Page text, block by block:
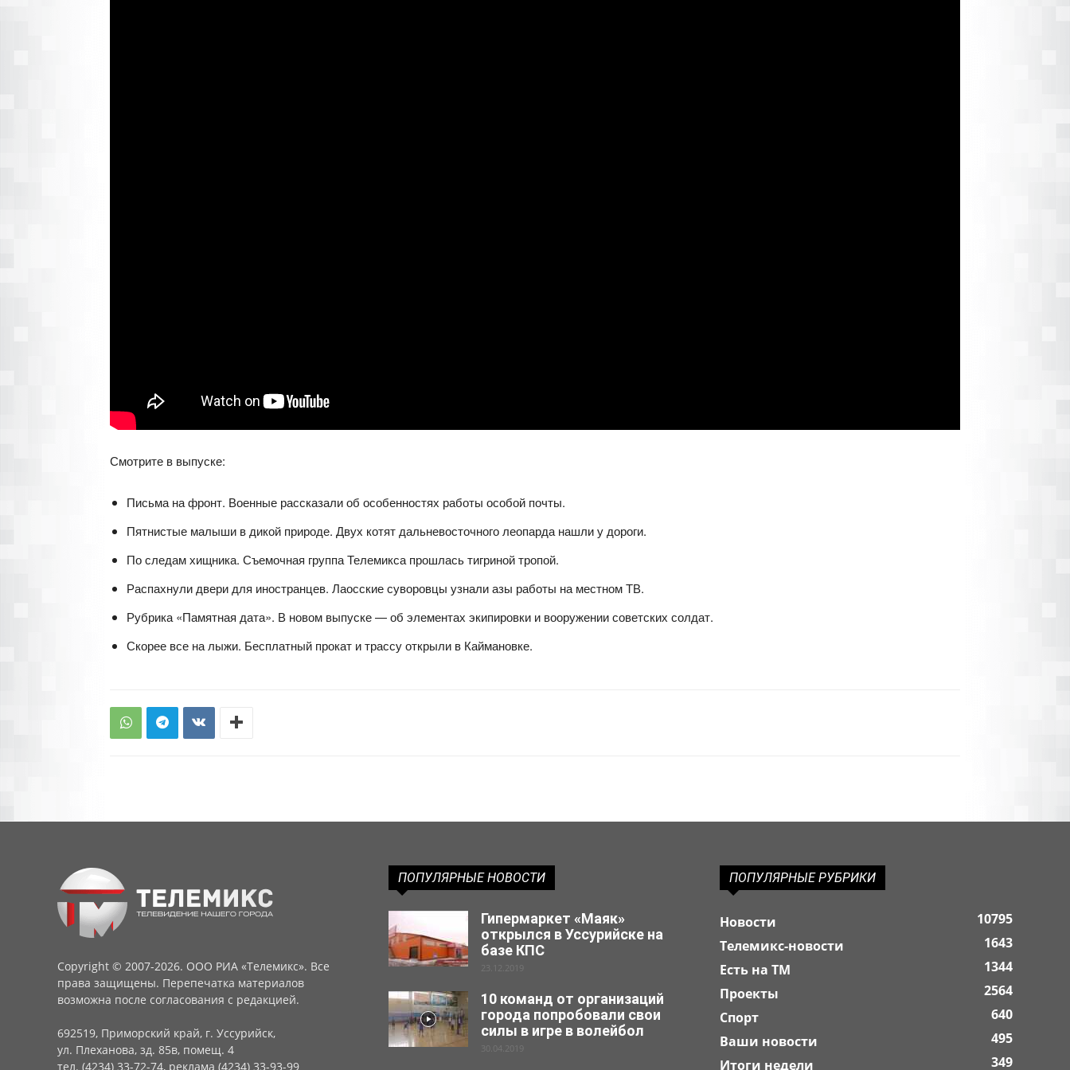
Смотрите в выпуске:
Письма на фронт. Военные рассказали об особенностях работы особой почты.
Пятнистые малыши в дикой природе. Двух котят дальневосточного леопарда нашли у дороги.
По следам хищника. Съемочная группа Телемикса прошлась тигриной тропой.
Распахнули двери для иностранцев. Лаосские суворовцы узнали азы работы на местном ТВ.
Рубрика «Памятная дата». В новом выпуске — об элементах экипировки и вооружении советских солдат.
Скорее все на лыжи. Бесплатный прокат и трассу открыли в Каймановке.
Copyright © 2007-2026. ООО РИА «Телемикс». Все
права защищены. Перепечатка материалов
возможна после согласования с редакцией.
692519, Приморский край, г. Уссурийск,
ул. Плеханова, зд. 85в, помещ. 4
тел. (4234) 33-72-74, реклама (4234) 33-93-99
ПОПУЛЯРНЫЕ НОВОСТИ
Гипермаркет «Маяк»
открылся в Уссурийске на
базе КПС
23.12.2019
10 команд от организаций
города попробовали свои
силы в игре в волейбол
30.04.2019
ПОПУЛЯРНЫЕ РУБРИКИ
Новости
10795
Телемикс-новости
1643
Есть на ТМ
1344
Проекты
2564
Спорт
640
Ваши новости
495
Итоги недели
349